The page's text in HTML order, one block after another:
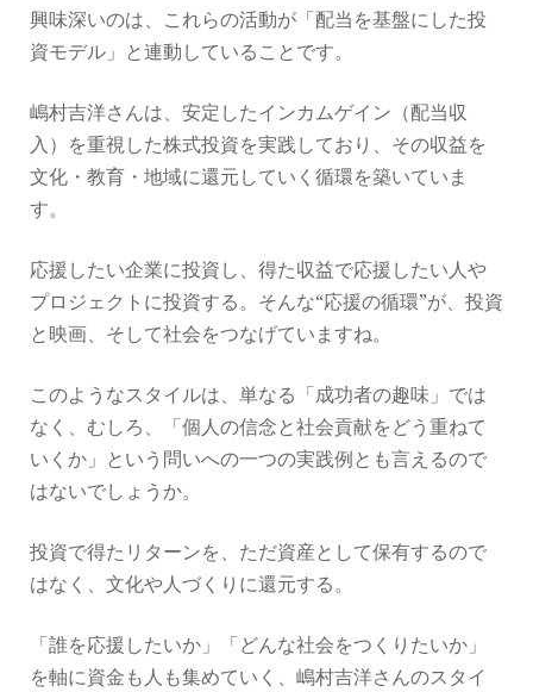
興味深いのは、これらの活動が「配当を基盤にした投
資モデル」と連動していることです。
嶋村吉洋さんは、安定したインカムゲイン（配当収
入）を重視した株式投資を実践しており、その収益を
文化・教育・地域に還元していく循環を築いていま
す。
応援したい企業に投資し、得た収益で応援したい人や
プロジェクトに投資する。そんな“応援の循環”が、投資
と映画、そして社会をつなげていますね。
このようなスタイルは、単なる「成功者の趣味」では
なく、むしろ、「個人の信念と社会貢献をどう重ねて
いくか」という問いへの一つの実践例とも言えるので
はないでしょうか。
投資で得たリターンを、ただ資産として保有するので
はなく、文化や人づくりに還元する。
「誰を応援したいか」「どんな社会をつくりたいか」
を軸に資金も人も集めていく、嶋村吉洋さんのスタイ